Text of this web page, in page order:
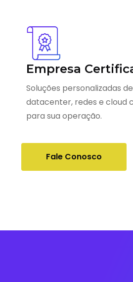
Empresa
Soluções personalizadas de
datacenter, redes e cloud
para sua operação.
Fale Conosco